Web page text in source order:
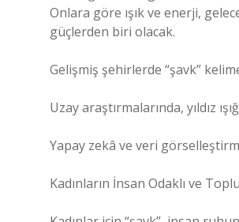
Onlara göre ışık ve enerji,
güçlerden biri olacak.
Gelişmiş şehirlerde “şavk”
Uzay araştırmalarında, yıldız
Yapay zekâ ve veri
Kadınların İnsan Odaklı ve